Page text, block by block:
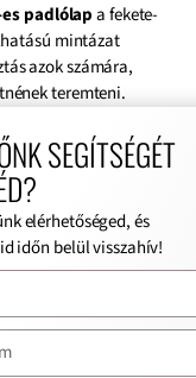
padlólapa fekete-
mintázat
azok számára,
teremteni.
a spanyol
kiváló
SEGÍTSÉGÉT
elérhetőséged, és
időn belül visszahív!